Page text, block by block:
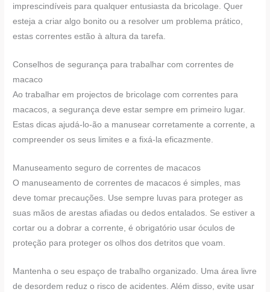
imprescindíveis para qualquer entusiasta da bricolage. Quer
esteja a criar algo bonito ou a resolver um problema prático,
estas correntes estão à altura da tarefa.
Conselhos de segurança para trabalhar com correntes de
macaco
Ao trabalhar em projectos de bricolage com correntes para
macacos, a segurança deve estar sempre em primeiro lugar.
Estas dicas ajudá-lo-ão a manusear corretamente a corrente, a
compreender os seus limites e a fixá-la eficazmente.
Manuseamento seguro de correntes de macacos
O manuseamento de correntes de macacos é simples, mas
deve tomar precauções. Use sempre luvas para proteger as
suas mãos de arestas afiadas ou dedos entalados. Se estiver a
cortar ou a dobrar a corrente, é obrigatório usar óculos de
proteção para proteger os olhos dos detritos que voam.
Mantenha o seu espaço de trabalho organizado. Uma área livre
de desordem reduz o risco de acidentes. Além disso, evite usar